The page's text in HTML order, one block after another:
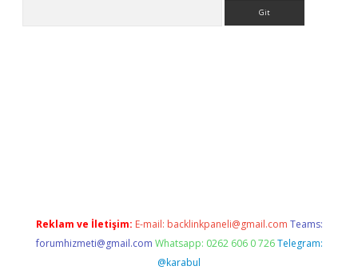
Reklam ve İletişim: E-mail: backlinkpaneli@gmail.com Teams:
forumhizmeti@gmail.com Whatsapp: 0262 606 0 726 Telegram:
@karabul